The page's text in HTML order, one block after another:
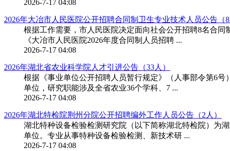
2026-7-17 04:08
2026年大冶市人民医院公开招聘合同制卫生专业技术人员公告（8
根据工作需要，市人民医院决定面向社会公开招聘8名合
《大冶市人民医院2026年度合同制人员招聘 ...
2026-7-17 04:08
2026年湖北省农业科学院人才引进公告（33人）
根据《事业单位公开招聘人员暂行规定》（人事部令第6
单位，研究职能涉及全省农业36个学科、7 ...
2026-7-17 04:08
2026年湖北特检院荆州分院公开招聘编外工作人员公告（2人）
湖北特种设备检验检测研究院（以下简称湖北特检院）为
单位。专业从事特种设备检验检测、新技术研 ...
2026-7-17 04:08